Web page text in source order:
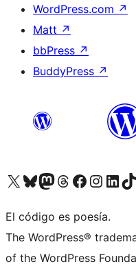
WordPress.com ↗
Matt ↗
bbPress ↗
BuddyPress ↗
Visita nuestra cuenta de X (anteriormente Twitter)
Visita nuestra cuenta de Bluesky
Visita nuestra cuenta de Mastodon
Visita nuestra cuenta de Threads
Visita nuestra página de
Visita nuestraVisita nuestra
Visita
El código es poesía.
The WordPress®
of the WordPress